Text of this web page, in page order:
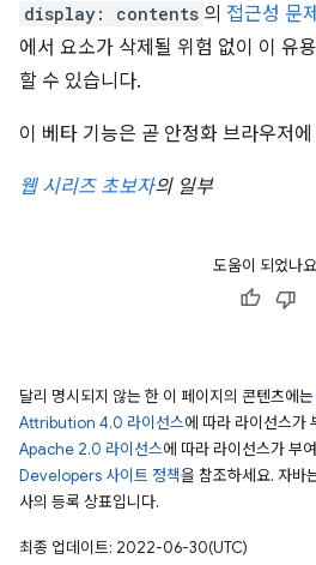
display: contents 의 접근성 문제
에서 요소가 삭제될 위험 없이 이 유
할 수 있습니다.
이 베타 기능은 곧 안정화 브라우저
웹 시리즈 초보자의 일부
도움이 되었나
달리 명시되지 않는 한 이 페이지의 콘텐츠에는
Attribution 4.0 라이선스에 따라 라이선스가
Apache 2.0 라이선스에 따라 라이선스가 부
Developers 사이트 정책을 참조하세요. 자
사의 등록 상표입니다.
최종 업데이트: 2022-06-30(UTC)